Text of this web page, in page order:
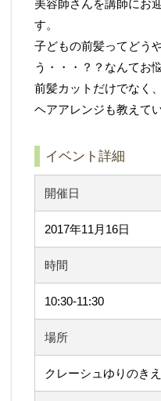
美容師さんを講師にお
す。
子どもの前髪ってどう
う・・・？？なんてお
前髪カットだけでなく
ヘアアレンジも教えて
イベント詳細
開催日
2017年11月16日
時間
10:30-11:30
場所
クレーシュゆりのき